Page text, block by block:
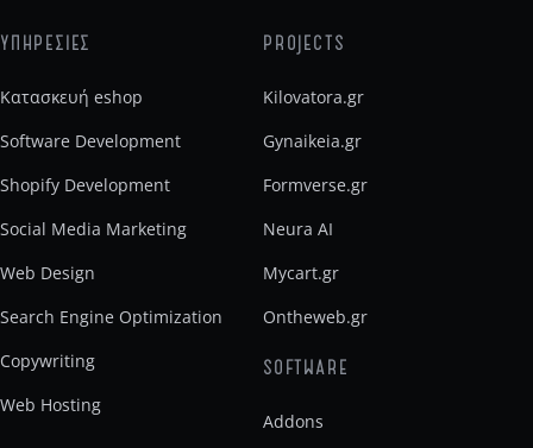
ΥΠΗΡΕΣΙΕΣ
Κατασκευή eshop
Software Development
Shopify Development
Social Media Marketing
Web Design
Search Engine Optimization
Copywriting
Web Hosting
PROJECTS
Kilovatora.gr
Gynaikeia.gr
Formverse.gr
Neura AI
Mycart.gr
Ontheweb.gr
SOFTWARE
Addons